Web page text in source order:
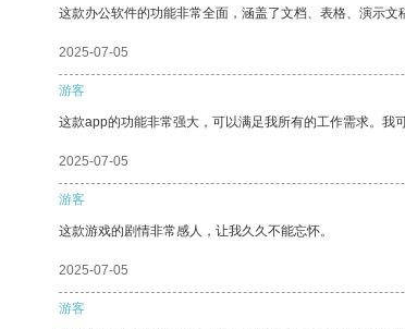
这款办公软件的功能非常全面，涵盖了文档、表格、演示
2025-07-05
游客
这款app的功能非常强大，可以满足我所有的工作需求。我
2025-07-05
游客
这款游戏的剧情非常感人，让我久久不能忘怀。
2025-07-05
游客